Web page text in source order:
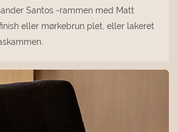
Santos -rammen med Matt
eller mørkebrun plet, eller lakeret